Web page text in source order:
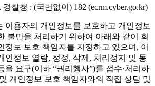
경찰청 : (국번없이) 182 (ecrm.cyber.go.kr)
이용자의 개인정보를 보호하고 개인정보
불만을 처리하기 위하여 아래와 같이 회
정보 보호 책임자를 지정하고 있으며, 이
인정보 열람, 정정, 삭제, 처리정지 및 동
을 요구(이하 “권리행사”)를 접수·처리하
개인정보 보호 책임자와의 직접 상담 및